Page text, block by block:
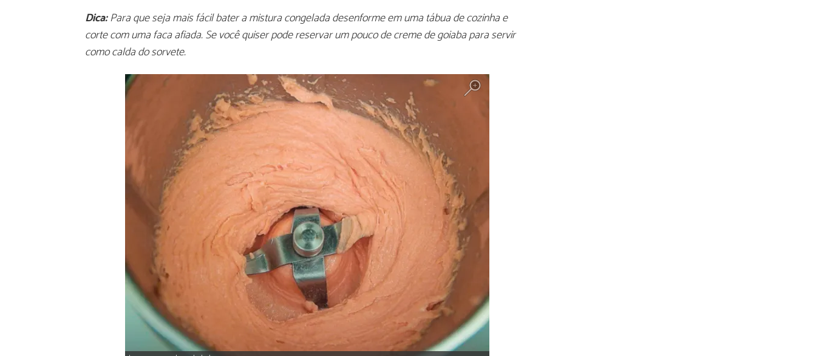
Dica:Para que seja mais fácil bater a mistura congelada desenforme em uma tábua de cozinha e
corte com uma faca afiada. Se você quiser pode reservar um pouco de creme de goiaba para servir
como calda do sorvete.